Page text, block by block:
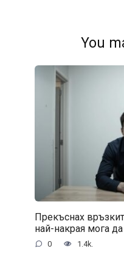
You
Прекъснах
най-накрая мога
0 1.4k.